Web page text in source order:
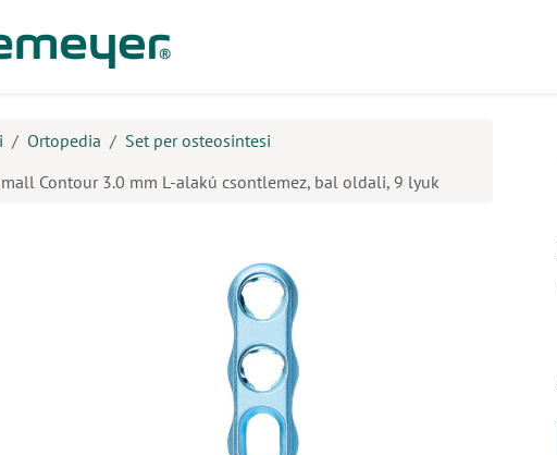
Ortopedia
Set per osteosintesi
Contour 3.0 mm L-alakú csontlemez, bal oldali, 9 lyuk